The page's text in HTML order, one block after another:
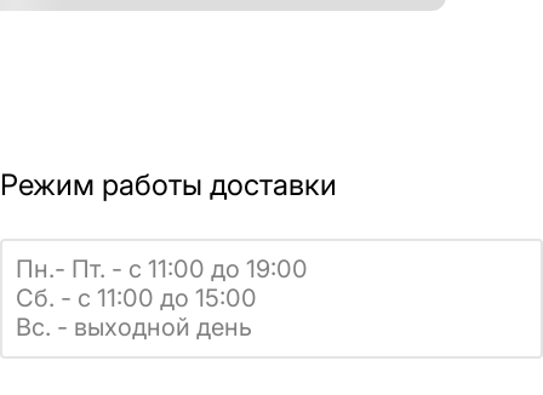
Режим работы доставки
Пн.- Пт. - с 11:00 до 19:00
Сб. - с 11:00 до 15:00
Вс. - выходной день